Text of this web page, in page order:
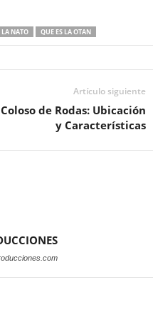
LA NATO QUE ES LA OTAN
Artículo siguiente
Coloso de Rodas: Ubicación
y Características